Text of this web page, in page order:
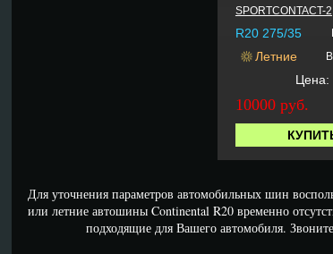
SPORTCONTACT-2
R20 275/35
Летние
Цена:
10000 руб.
Для уточнения параметров автомобильных шин
или летние автошины Continental R20 временно
подходящие для Вашего автомобиля.